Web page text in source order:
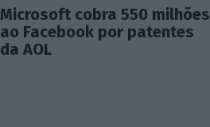
Microsoft cobra 550 milhões
ao Facebook por patentes
da AOL